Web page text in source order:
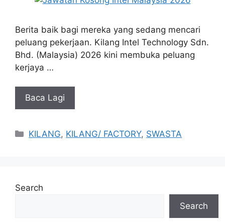
Berita baik bagi mereka yang sedang mencari
peluang pekerjaan. Kilang Intel Technology Sdn.
Bhd. (Malaysia) 2026 kini membuka peluang
kerjaya …
Baca Lagi
Categories
KILANG, KILANG/ FACTORY, SWASTA
Search
Search